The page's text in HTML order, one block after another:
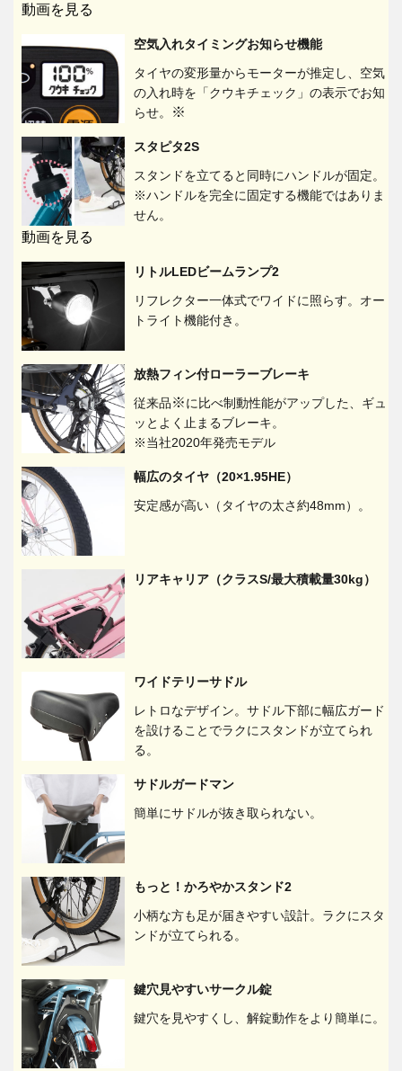
動画を見る
空気入れタイミングお知らせ機能
タイヤの変形量からモーターが推定し、空気
の入れ時を「クウキチェック」の表示でお知
らせ。
※
スタピタ2S
スタンドを立てると同時にハンドルが固定。
※ハンドルを完全に固定する機能ではありま
せん。
動画を見る
リトルLEDビームランプ2
リフレクター一体式でワイドに照らす。オー
トライト機能付き。
放熱フィン付ローラーブレーキ
従来品※に比べ制動性能がアップした、ギュ
ッとよく止まるブレーキ。
※当社2020年発売モデル
幅広のタイヤ（20×1.95HE）
安定感が高い（タイヤの太さ約48mm）。
リアキャリア（クラスS/最大積載量30kg）
ワイドテリーサドル
レトロなデザイン。サドル下部に幅広ガード
を設けることでラクにスタンドが立てられ
る。
サドルガードマン
簡単にサドルが抜き取られない。
もっと！かろやかスタンド2
小柄な方も足が届きやすい設計。ラクにスタ
ンドが立てられる。
鍵穴見やすいサークル錠
鍵穴を見やすくし、解錠動作をより簡単に。